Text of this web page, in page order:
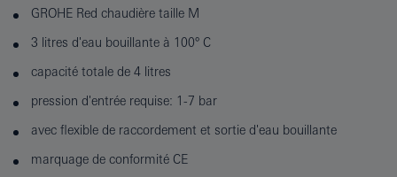
GROHE Red chaudière taille M
3 litres d'eau bouillante à 100° C
capacité totale de 4 litres
pression d'entrée requise: 1-7 bar
avec flexible de raccordement et sortie d'eau bouillante
marquage de conformité CE